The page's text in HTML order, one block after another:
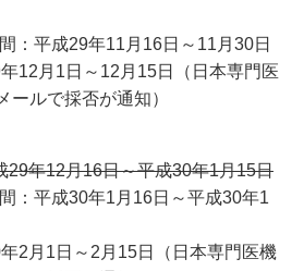
：平成29年11月16日～11月30日
12月1日～12月15日（日本専門医
ールで採否が通知）
29年12月16日～平成30年1月15日
：平成30年1月16日～平成30年1
2月1日～2月15日（日本専門医機